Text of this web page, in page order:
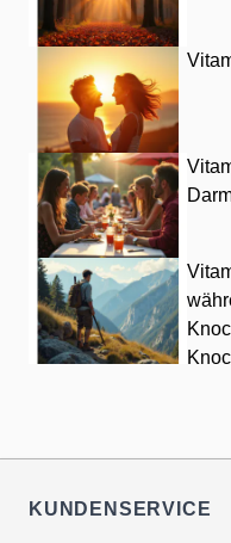
KUNDENSERVICE